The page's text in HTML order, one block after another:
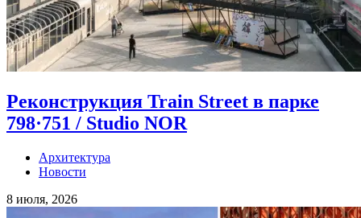
Реконструкция Train Street в парке
798·751 / Studio NOR
Архитектура
Новости
8 июля, 2026